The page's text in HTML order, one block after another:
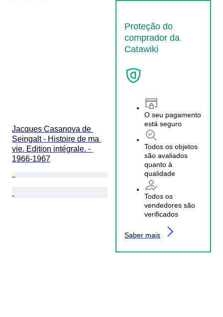
Proteção do
comprador da
Catawiki
O seu pagamento
está seguro
Todos os objetos
são avaliados
quanto à
qualidade
Todos os
vendedores são
verificados
Saber mais
Jacques Casanova de
Seingalt - Histoire de ma
vie. Edition intégrale. -
1966-1967